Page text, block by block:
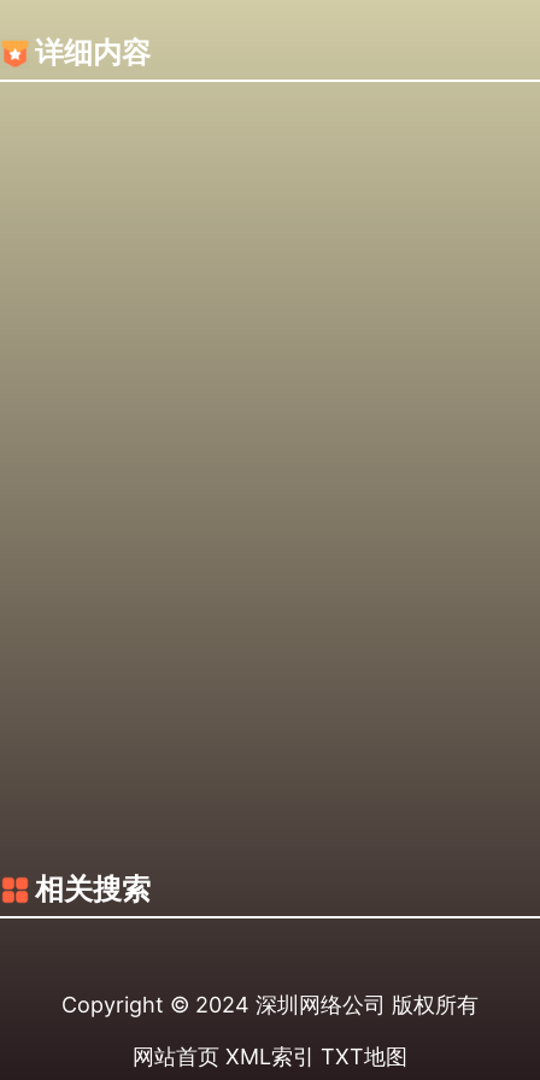
详细内容
相关搜索
Copyright © 2024 深圳网络公司 版权所有
网站首页 XML索引 TXT地图